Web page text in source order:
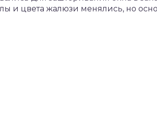
и цвета жалюзи менялись, но